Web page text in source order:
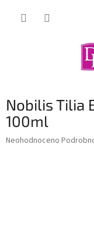
Nobilis Tilia
100ml
Průměrné
Neohodnoceno